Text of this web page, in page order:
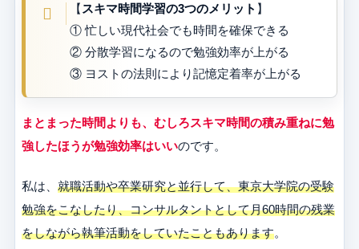
【 スキマ時間学習の3つのメリット 】
① 忙しい現代社会でも時間を確保できる
② 分散学習になるので勉強効率が上がる
③ ヨストの法則により記憶定着率が上がる
まとまった時間よりも、むしろスキマ時間の積み重ねに勉
強したほうが勉強効率はいいのです。
私は、 就職活動や卒業研究と並行して、東京大学院の受験
勉強をこなしたり、コンサルタントとして月60時間の残業
をしながら執筆活動をしていたこともあります。